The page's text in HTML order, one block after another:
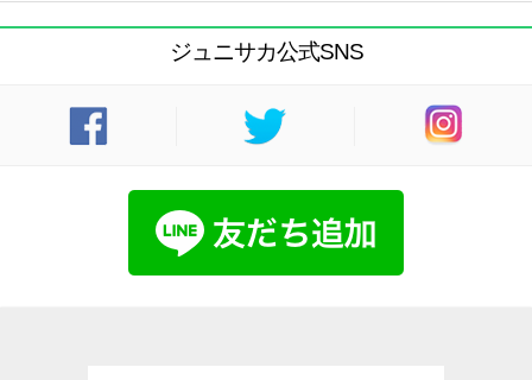
ジュニサカ公式SNS